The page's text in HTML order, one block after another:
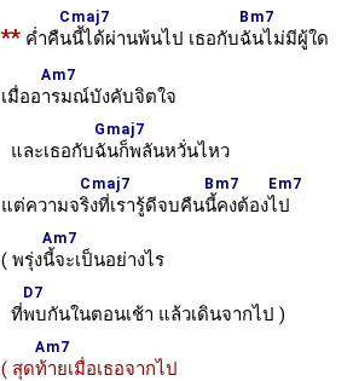
**ค่ำคื
Cmaj7
นนี้ได้ผ่านพ้นไป เธอกับ
Bm7
ฉันไม่มีผู้ใด
เมื่ออ
Am7
ารมณ์บังคับจิตใจ
และเธอกับ
Gmaj7
ฉันก็พลันหวั่นไหว
แต่ความจ
Cmaj7
ริงที่เรารู้ดีจบคืน
Bm7
นี้คงต้อง
Em7
ไป
( พรุ่ง
Am7
นี้จะเป็นอย่างไร
ที่
D7
พบกันในตอนเช้า แล้วเดินจากไป )
( สุด
Am7
ท้ายเมื่อเธอจากไป